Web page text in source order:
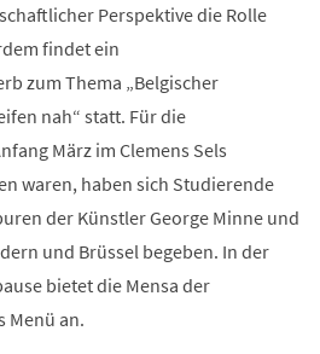
Perspektive die Rolle
findet ein
zum Thema „Belgischer
nah“ statt. Für die
März im Clemens Sels
waren, haben sich Studierende
der Künstler George Minne und
und Brüssel begeben. In der
bietet die Mensa der
Menü an.